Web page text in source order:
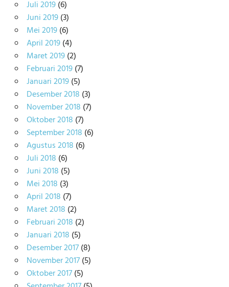
Juli 2019(6)
Juni 2019(3)
Mei 2019(6)
April 2019(4)
Maret 2019(2)
Februari 2019(7)
Januari 2019(5)
Desember 2018 (3)
November 2018 (7)
Oktober 2018 (7)
September 2018 (6)
Agustus 2018 (6)
Juli 2018 (6)
Juni 2018 (5)
Mei 2018 (3)
April 2018 (7)
Maret 2018 (2)
Februari 2018 (2)
Januari 2018 (5)
Desember 2017(8)
November 2017(5)
Oktober 2017(5)